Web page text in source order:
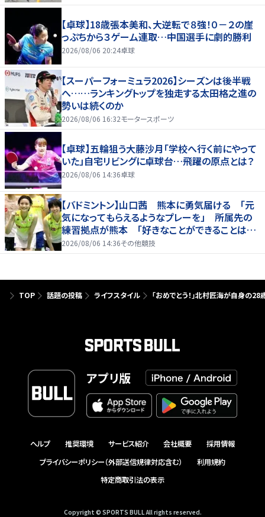
【卓球】18歳張本美和、大逆転で８強！０－２の崖
っぷちから３ゲーム連取…中国選手に劇的勝利
2026/08/06 20:24卓球
【スーパーフォーミュラ2026】シーズンは後半戦
へ……ランキングトップを独走する太田格之進の
勢いは続くのか
2026/08/06 16:32モータースポーツ
【卓球】五輪狙う大藤沙月「学校へ行く前にやって
いた」自宅リビングに卓球台…飛躍の原点とは？
2026/08/06 14:36卓球
【バドミントン】山口茜 熊本に勇気届ける 「元
気になってもらえるようなプレーを」 所属先の
練習拠点が熊本 「好きなことができることは当
たり前じゃない」
2026/08/06 14:36その他競技
TOP 話題の投稿 ライフスタイル 「おめでとう！」北村匠海が自身の
アプリ版
ヘルプ 推奨環境 サービス紹介 会社概要
採用情報
プライバシーポリシー（外部送信規律対応含む）
利用規約
特定商取引法の表示
Copyright © SPORTS BULL All rights reserved.